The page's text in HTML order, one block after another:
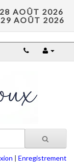
AOÛT 2026
29 AOÛT 2026
| Enregistrement